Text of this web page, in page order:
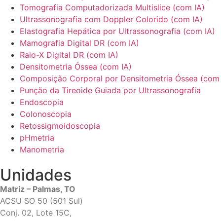
Tomografia Computadorizada Multislice (com IA)
Ultrassonografia com Doppler Colorido (com IA)
Elastografia Hepática por Ultrassonografia (com IA)
Mamografia Digital DR (com IA)
Raio-X Digital DR (com IA)
Densitometria Óssea (com IA)
Composição Corporal por Densitometria Óssea (com
Punção da Tireoide Guiada por Ultrassonografia
Endoscopia
Colonoscopia
Retossigmoidoscopia
pHmetria
Manometria
Unidades
Matriz – Palmas, TO
ACSU SO 50 (501 Sul)
Conj. 02, Lote 15C,